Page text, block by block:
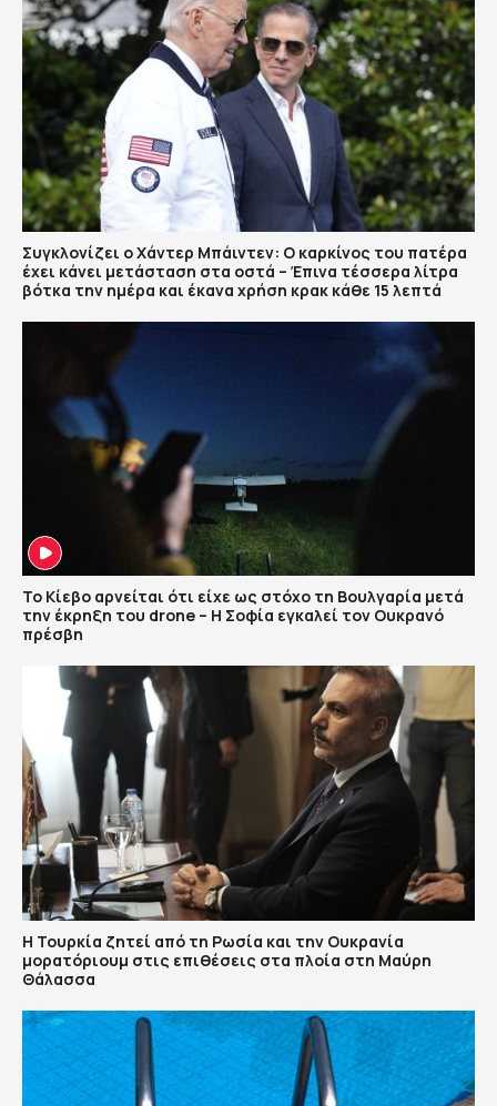
Συγκλονίζει ο Χάντερ Μπάιντεν: Ο καρκίνος του πατέρα
έχει κάνει μετάσταση στα οστά – Έπινα τέσσερα λίτρα
βότκα την ημέρα και έκανα χρήση κρακ κάθε 15 λεπτά
Το Κίεβο αρνείται ότι είχε ως στόχο τη Βουλγαρία μετά
την έκρηξη του drone – Η Σοφία εγκαλεί τον Ουκρανό
πρέσβη
Η Τουρκία ζητεί από τη Ρωσία και την Ουκρανία
μορατόριουμ στις επιθέσεις στα πλοία στη Μαύρη
Θάλασσα